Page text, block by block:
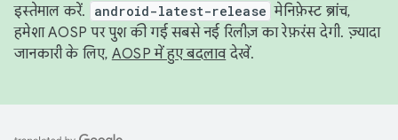
इस्तेमाल करें.
android-latest-release मेनिफ़ेस्ट ब्रांच,
हमेशा AOSP पर पुश की गई सबसे नई रिलीज़ का रेफ़रंस देगी. ज़्यादा
जानकारी के लिए, AOSP में हुए बदलावदेखें.